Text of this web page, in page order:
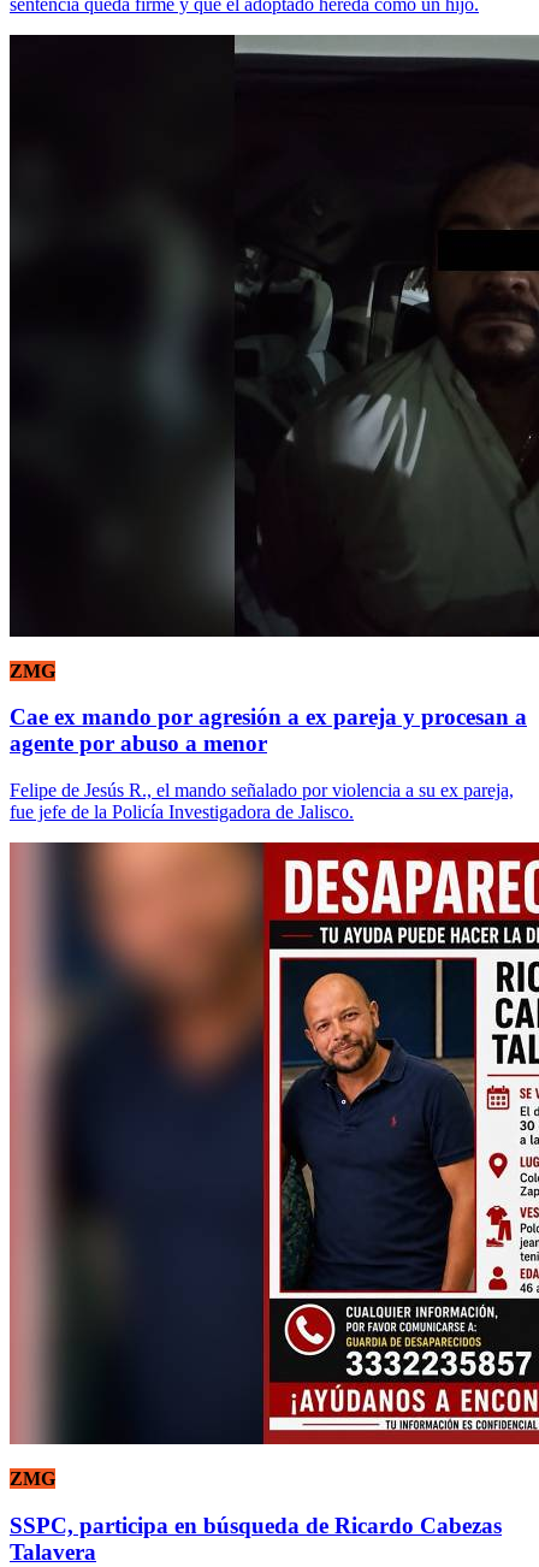
ZMG
Cae ex mando por agresión a ex pareja y procesan a
agente por abuso a menor
Felipe de Jesús R., el mando señalado por violencia a su ex pareja,
fue jefe de la Policía Investigadora de Jalisco.
ZMG
SSPC, participa en búsqueda de Ricardo Cabezas
Talavera